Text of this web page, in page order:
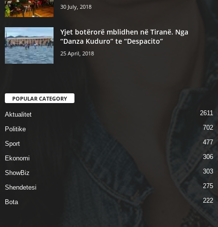
30 July, 2018
Yjet botërorë mblidhen në Tiranë. Nga
“Danza Kuduro” te “Despacito”
25 April, 2018
POPULAR CATEGORY
Aktualitet 2611
Politike 702
Sport 477
Ekonomi 306
ShowBiz 303
Shendetesi 275
Bota 222